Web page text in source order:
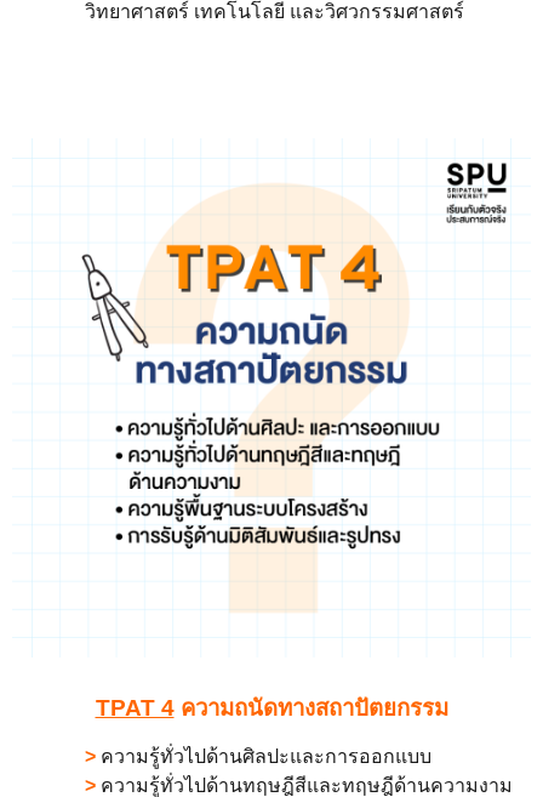
วิทยาศาสตร์ เทคโนโลยี และวิศวกรรมศาสตร์
TPAT 4ความถนัดทางสถาปัตยกรรม
> ความรู้ทั่วไปด้านศิลปะและการออกแบบ
> ความรู้ทั่วไปด้านทฤษฎีสีและทฤษฎีด้านความงาม